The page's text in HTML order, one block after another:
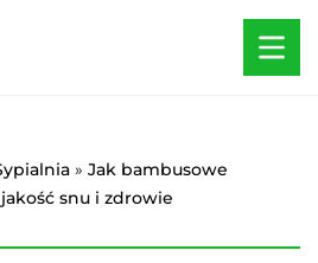
» Jak bambusowe
snu i zdrowie